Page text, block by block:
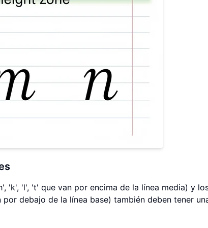
'k', 'l', 't' que van por encima de la línea media) y
debajo de la línea base) también deben tener